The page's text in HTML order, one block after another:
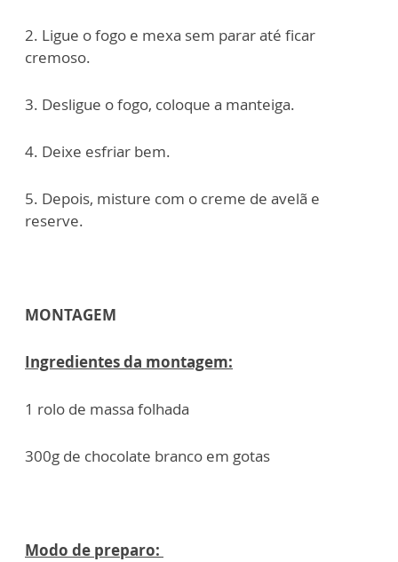
2. Ligue o fogo e mexa sem parar até ficar
cremoso.
3. Desligue o fogo, coloque a manteiga.
4. Deixe esfriar bem.
5. Depois, misture com o creme de avelã e
reserve.
MONTAGEM
Ingredientes da montagem:
1 rolo de massa folhada
300g de chocolate branco em gotas
Modo de preparo: